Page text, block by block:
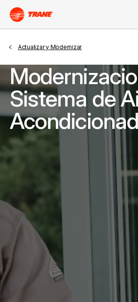
Actualizar y Modernizar
Sistema de